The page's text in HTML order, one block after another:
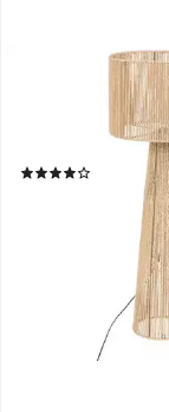
ATMOSPHERA
Stehlampe Boho
H. 97 cm, Leuchte
ohne Leuchtmittel
97,99 €
lieferbar - in 4-5